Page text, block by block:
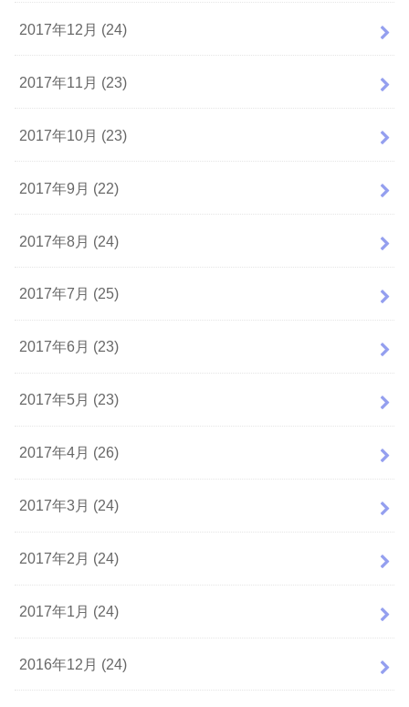
2017年12月 (24)
2017年11月 (23)
2017年10月 (23)
2017年9月 (22)
2017年8月 (24)
2017年7月 (25)
2017年6月 (23)
2017年5月 (23)
2017年4月 (26)
2017年3月 (24)
2017年2月 (24)
2017年1月 (24)
2016年12月 (24)